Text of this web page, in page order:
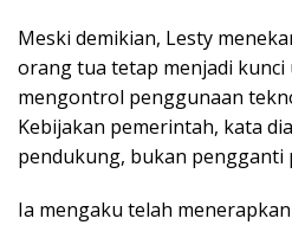
Meski demikian, Lesty
orang tua tetap menjadi kunci
mengontrol penggunaan
Kebijakan pemerintah, kata
pendukung, bukan pengganti
Ia mengaku telah